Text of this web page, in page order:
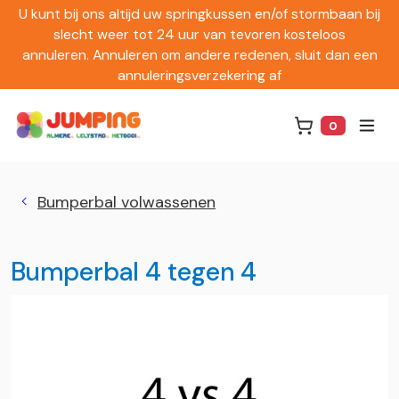
U kunt bij ons altijd uw springkussen en/of stormbaan bij
slecht weer tot 24 uur van tevoren kosteloos
annuleren. Annuleren om andere redenen, sluit dan een
annuleringsverzekering af
0
Bumperbal volwassenen
Bumperbal 4 tegen 4